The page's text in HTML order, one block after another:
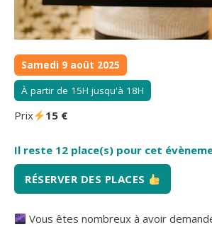
Samedi 9 août 2025
À partir de 15H jusqu'à 18H
Prix 15 €
Il reste 12 place(s) pour cet
RÉSERVER DES PLACES
Vous êtes nombreux à avoir